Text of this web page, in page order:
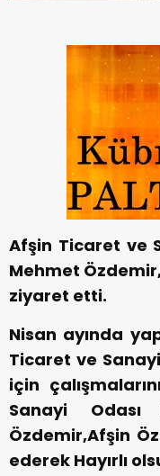
Afşin Ticaret ve
Mehmet
ziyaret etti.
Nisan ayında
Ticaret ve
için
Sanayi Odası
Özdemir,Afşin
ederek Hayırlı